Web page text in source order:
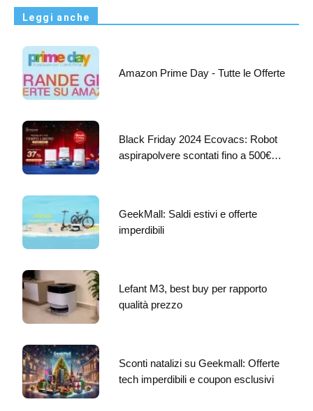
Leggi anche
Amazon Prime Day - Tutte le Offerte
Black Friday 2024 Ecovacs: Robot
aspirapolvere scontati fino a 500€…
GeekMall: Saldi estivi e offerte
imperdibili
Lefant M3, best buy per rapporto
qualità prezzo
Sconti natalizi su Geekmall: Offerte
tech imperdibili e coupon esclusivi